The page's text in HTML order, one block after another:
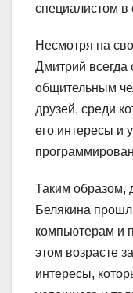
специалистом в
Несмотря на
Дмитрий всегда
общительным
друзей, среди
его интересы и
Таким образом,
Белякина
компьютерам и
этом возрасте
интересы,